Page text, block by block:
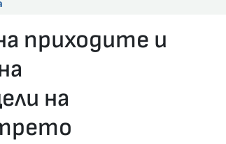
приходите и
на